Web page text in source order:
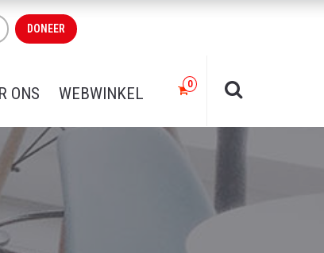
DONEER
ONS WEBWINKEL